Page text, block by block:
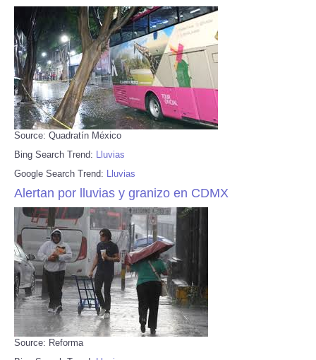
Source: Quadratín México
Bing Search Trend: Lluvias
Google Search Trend: Lluvias
Alertan por lluvias y granizo en CDMX
Source: Reforma